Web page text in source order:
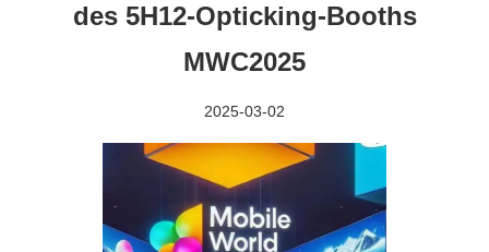
des 5H12-Opticking-Booths
MWC2025
2025-03-02